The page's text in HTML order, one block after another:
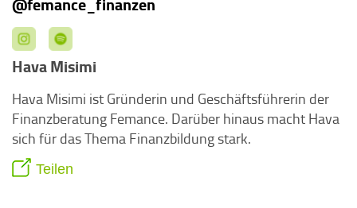
Hava Misimi
Hava Misimi ist Gründerin und Geschäftsführerin der
Finanzberatung Femance. Darüber hinaus macht Hava
sich für das Thema Finanzbildung stark.
Teilen